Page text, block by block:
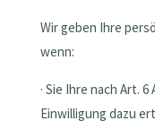
Wir geben Ihre
wenn:
· Sie Ihre nach Art. 6
Einwilligung dazu